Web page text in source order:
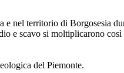
e nel territorio di Borgosesia
e scavo si moltiplicarono
del Piemonte.